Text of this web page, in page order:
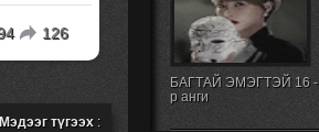
Мэдээг түгээх :
БАГТАЙ ЭМЭГТЭЙ 16 -
р анги